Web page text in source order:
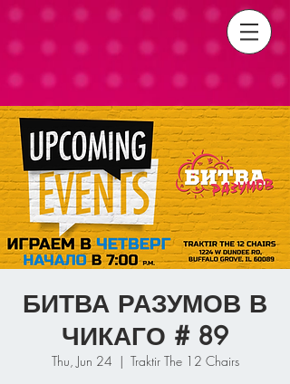
БИТВА РАЗУМОВ В
ЧИКАГО # 89
Thu, Jun 24
  |
Traktir The 12 Chairs